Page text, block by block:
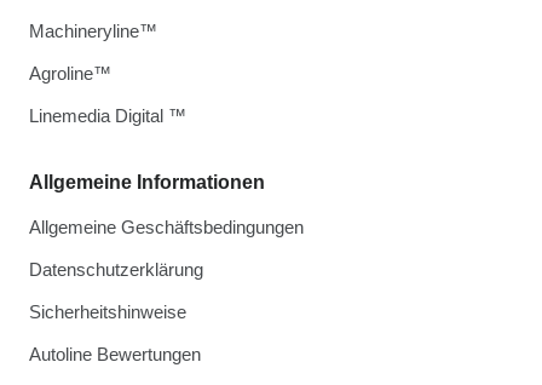
Allgemeine Informationen
Allgemeine Geschäftsbedingungen
Datenschutzerklärung
Sicherheitshinweise
Autoline Bewertungen
Machineryline™
Agroline™
Linemedia Digital ™